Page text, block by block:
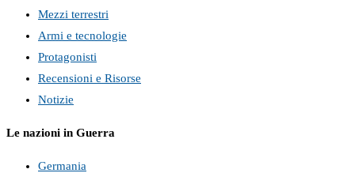
Mezzi terrestri
Armi e tecnologie
Protagonisti
Recensioni e Risorse
Notizie
Le nazioni in Guerra
Germania